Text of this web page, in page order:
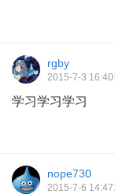
rgby
2015-7-3
学习学习学习
nope730
2015-7-6